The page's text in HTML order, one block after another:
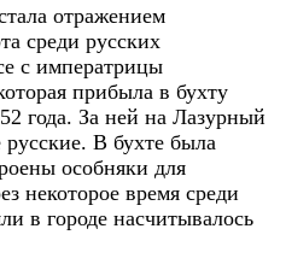
отражением
среди русских
с императрицы
прибыла в бухту
года. За ней на Лазурный
русские. В бухте была
особняки для
некоторое время среди
в городе насчитывалось